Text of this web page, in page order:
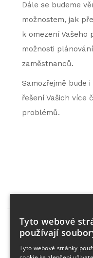
Dále se budeme
možnostem, jak
k omezení Vašeho
možnosti
zaměstnanců.
Samozřejmě bude
řešení Vašich více
problémů.
Tyto webové
používají
Tyto webové stránky